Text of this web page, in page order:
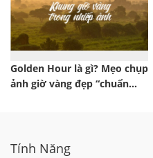
Golden Hour là gì? Mẹo chụp
ảnh giờ vàng đẹp “chuẩn
Tính Năng